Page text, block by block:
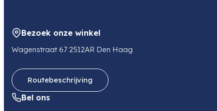
E-mail
ordermanagementnl@canon-europe.com
Bezoek onze winkel
Wagenstraat 67 2512AR Den Haag
Routebeschrijving
Bel ons